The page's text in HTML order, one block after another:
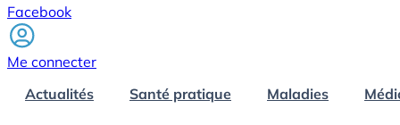
Facebook
Me connecter
Actualités
Santé pratique Maladies